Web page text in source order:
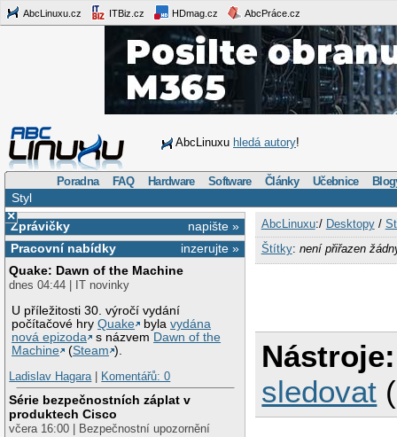
AbcLinuxu.cz ITBiz.cz HDmag.cz AbcPráce.cz
AbcLinuxu hledá autory!
Poradna FAQ Hardware Software Články Učebnice
Styl
×
napište »
Zprávičky
inzerujte »
Pracovní nabídky
Quake: Dawn of the Machine
dnes 04:44 | IT novinky
U příležitosti 30. výročí vydání
počítačové hryQuake bylavydána
nová epizoda
s názvem Dawn of the
Machine
(Steam ).
Ladislav Hagara| Komentářů: 0
Série bezpečnostních záplat v
produktech Cisco
včera 16:00 | Bezpečnostní upozornění
AbcLinuxu:/ Desktopy/
Štítky: není přiřazen
Nástroje:
sledovat